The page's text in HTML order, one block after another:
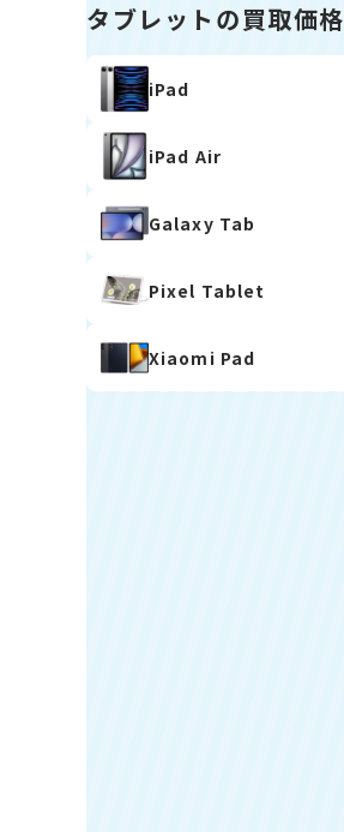
タブレットの買取価格
iPad
iPad Air
Galaxy Tab
Pixel Tablet
Xiaomi Pad